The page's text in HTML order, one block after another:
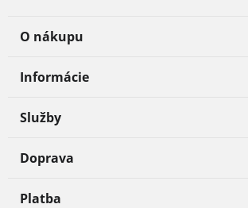
O nákupu
Informácie
Služby
Doprava
Platba